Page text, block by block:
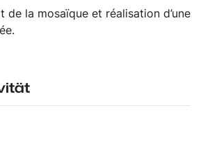
de la mosaïque et réalisation d’une